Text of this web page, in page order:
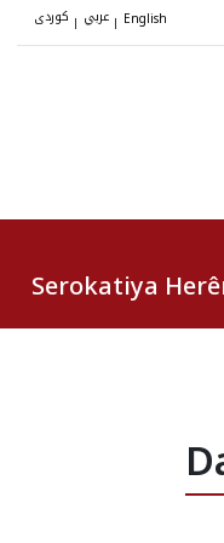
| | English
Serokatiya